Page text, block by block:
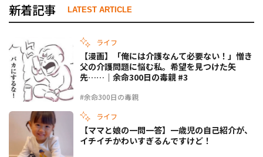
新着記事 LATEST ARTICLE
ライフ
#余命300日の毒親
【漫画】「俺には介護なんて必要ない！」憎き
父の介護問題に悩む私。希望を見つけた矢
先……｜余命300日の毒親 #3
ライフ
【ママと娘の一問一答】一歳児の自己紹介が、
イチイチかわいすぎるんですけど！